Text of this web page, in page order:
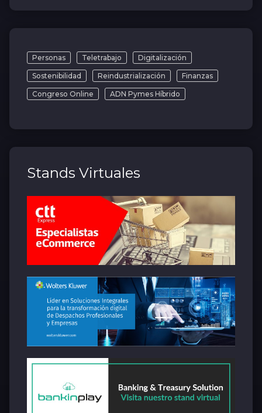
Personas Teletrabajo Digitalización
Sostenibilidad Reindustrialización Finanzas
Congreso Online ADN Pymes Híbrido
Stands Virtuales